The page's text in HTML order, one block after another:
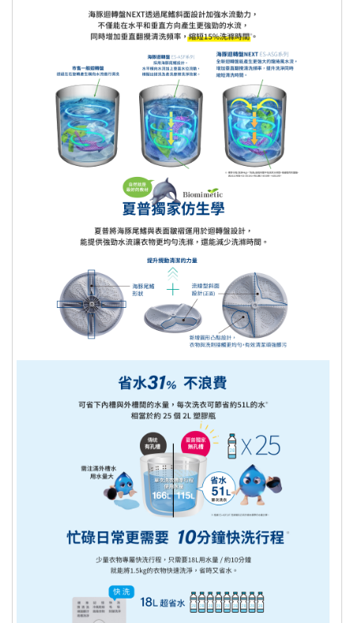
商品只有台灣本島配送，外島無法配
送，暫無提供此服務
商品之實際配貨日期、退換貨日期，依
實際狀況為準，原則三個工作天內出
貨，物流五個工作天配送完成。（預購
品除外）
若為需安裝或是另外施工商品服務，因
商品屬性關係，將有專人與您約定安裝
及送貨時間。
針對大型商品(包括：大型家電、家具
床墊、健身按摩器材、車類...等)，我
們將於完成收款確認後，三天內〈不含
例假日〉將會有專人與您確認相關配送
細節等的聯繫。偏遠地區、樓層費及其
它加價費用，皆由廠商於約定配送時一
併告知，廠商將保留出貨與否的權利。
依照客戶指定配送之商品(約配商品)接
獲訂單逾30日您未通知出貨及受領商
品，為了保障您的權益，本公司得取消
訂單，請客戶重新下單購買。
您退回的產品經檢測確認無誤後，我們
將立即處理您的退款，處理退款的方
式，則依您原本的付款方式而定：